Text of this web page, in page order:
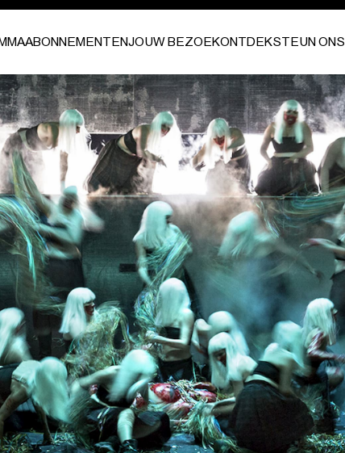
ABONNEMENTENJOUW BEZOEKONTDEKSTEUN ONS